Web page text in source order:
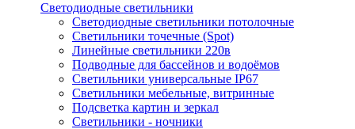
Светодиодные светильники
Светодиодные светильники потолочные
Светильники точечные (Spot)
Линейные светильники 220в
Подводные для бассейнов и водоёмов
Светильники универсальные IP67
Светильники мебельные, витринные
Подсветка картин и зеркал
Светильники - ночники